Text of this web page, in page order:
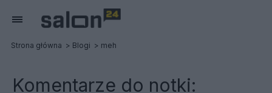
Strona główna Blogi meh
Komentarze do notki: